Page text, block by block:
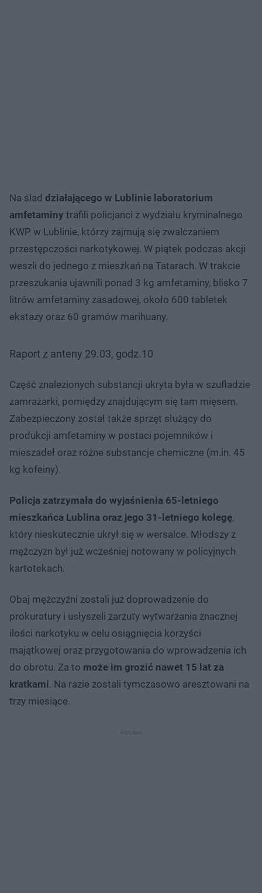
Na ślad działającego w Lublinie laboratorium
amfetaminy trafili policjanci z wydziału kryminalnego
KWP w Lublinie, którzy zajmują się zwalczaniem
przestępczości narkotykowej. W piątek podczas akcji
weszli do jednego z mieszkań na Tatarach. W trakcie
przeszukania ujawnili ponad 3 kg amfetaminy, blisko 7
litrów amfetaminy zasadowej, około 600 tabletek
ekstazy oraz 60 gramów marihuany.
Raport z anteny 29.03, godz.10
Część znalezionych substancji ukryta była w szufladzie
zamrażarki, pomiędzy znajdującym się tam mięsem.
Zabezpieczony został także sprzęt służący do
produkcji amfetaminy w postaci pojemników i
mieszadeł oraz różne substancje chemiczne (m.in. 45
kg kofeiny).
Policja zatrzymała do wyjaśnienia 65-letniego
mieszkańca Lublina oraz jego 31-letniego kolegę,
który nieskutecznie ukrył się w wersalce. Młodszy z
mężczyzn był już wcześniej notowany w policyjnych
kartotekach.
Obaj mężczyźni zostali już doprowadzenie do
prokuratury i usłyszeli zarzuty wytwarzania znacznej
ilości narkotyku w celu osiągnięcia korzyści
majątkowej oraz przygotowania do wprowadzenia ich
do obrotu. Za to może im grozić nawet 15 lat za
kratkami. Na razie zostali tymczasowo aresztowani na
trzy miesiące.